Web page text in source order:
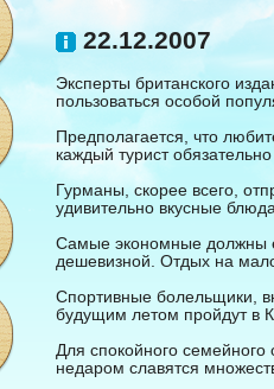
22.12.2007
Эксперты британского
пользоваться особой
Предполагается, что
каждый турист
Гурманы, скорее всего,
удивительно вкусные
Самые экономные должны
дешевизной. Отдых на
Спортивные болельщики,
будущим летом пройдут в
Для спокойного
недаром славятся